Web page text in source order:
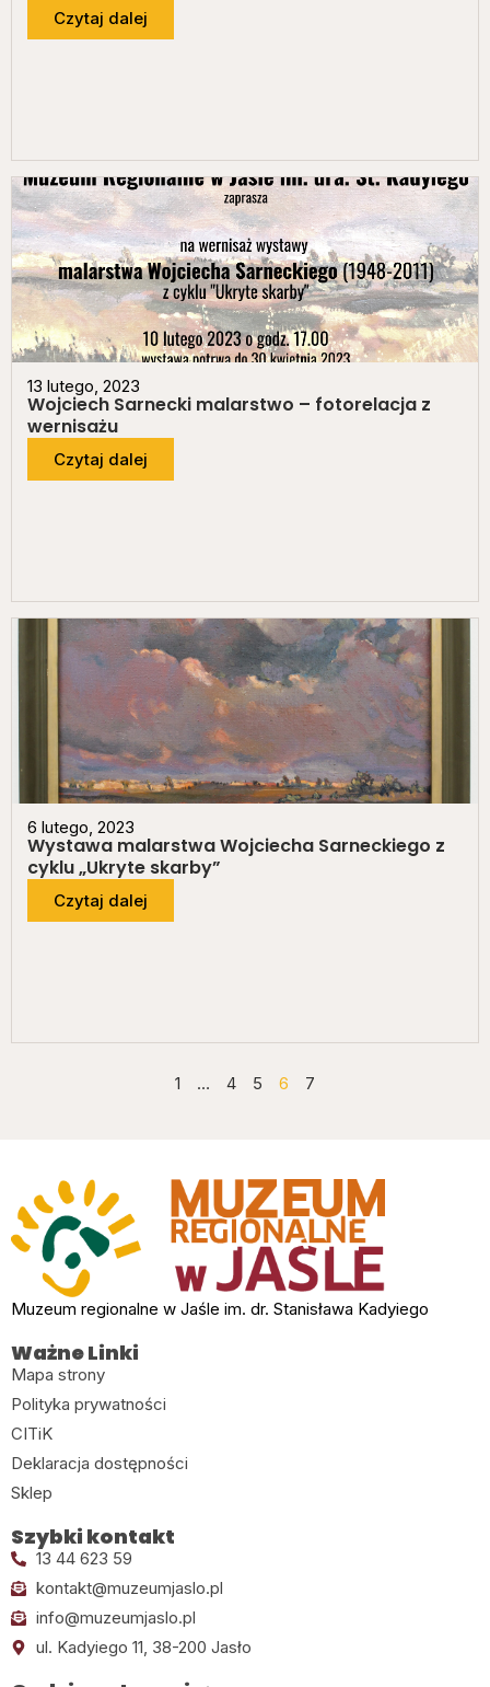
Czytaj dalej
13 lutego, 2023
Wojciech Sarnecki malarstwo – fotorelacja z
wernisażu
Czytaj dalej
6 lutego, 2023
Wystawa malarstwa Wojciecha Sarneckiego z
cyklu „Ukryte skarby”
Czytaj dalej
1 … 4 5 6 7
Muzeum regionalne w Jaśle im. dr. Stanisława Kadyiego
Ważne Linki
Mapa strony
Polityka prywatności
CITiK
Deklaracja dostępności
Sklep
Szybki kontakt
13 44 623 59
kontakt@muzeumjaslo.pl
info@muzeumjaslo.pl
ul. Kadyiego 11, 38-200 Jasło